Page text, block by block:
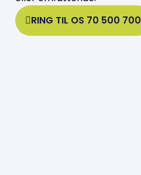
RING TIL OS 70 500 700